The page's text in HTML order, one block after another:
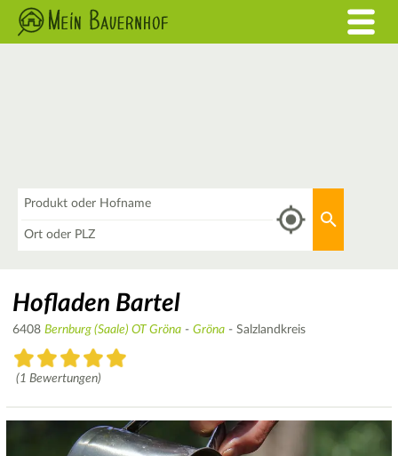
Hofladen Bartel
6408 Bernburg (Saale) OT Gröna - Gröna - Salzlandkreis
(1 Bewertungen)